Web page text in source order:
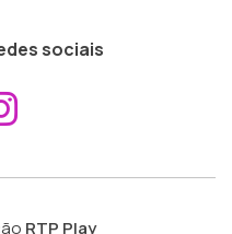
sociais
ao
RTP Play